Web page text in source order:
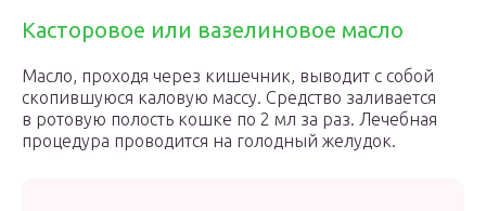
Касторовое или вазелиновое масло
Масло, проходя через кишечник, выводит с собой
скопившуюся каловую массу. Средство заливается
в ротовую полость кошке по 2 мл за раз. Лечебная
процедура проводится на голодный желудок.